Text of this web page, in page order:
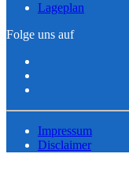
Lageplan
Folge uns auf
Impressum
Disclaimer